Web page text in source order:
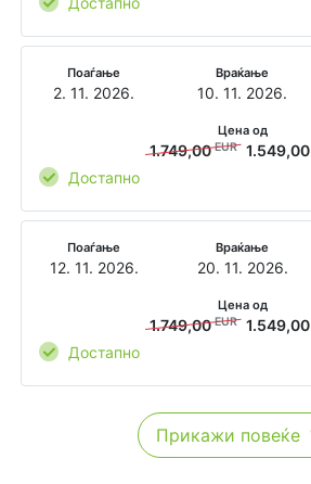
Поаѓање
2. 11. 2026.
Враќање
10. 11. 2026.
Достапно
Цена од
1.749,00EUR 1.549,00
Поаѓање
12. 11. 2026.
Враќање
20. 11. 2026.
Достапно
Цена од
1.749,00EUR 1.549,00
Прикажи повеќе